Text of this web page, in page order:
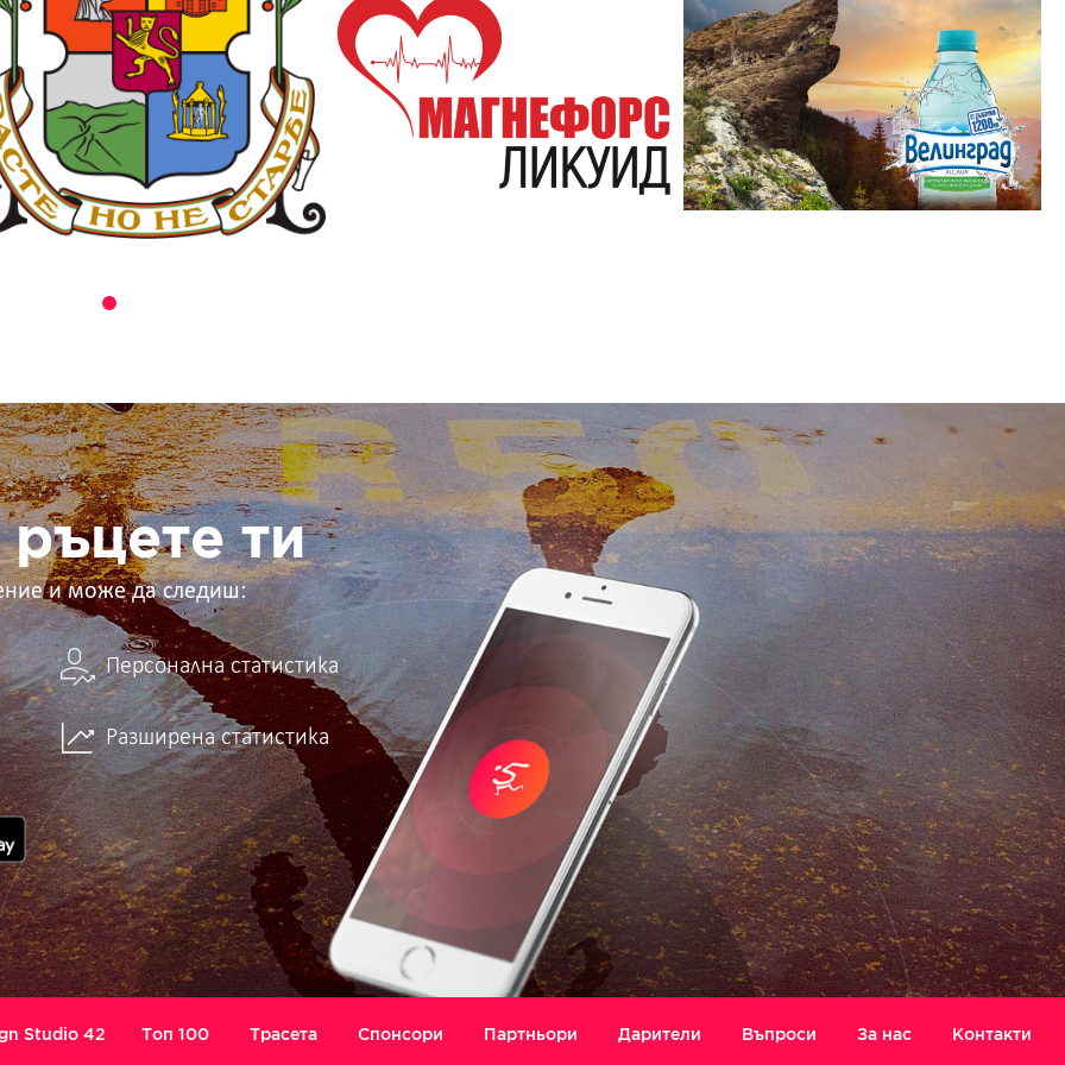
ръцете ти
и може да следиш:
Персонална статистика
Разширена статистика
Studio 42 Топ 100 Трасета Спонсори Партньори Дарители Въпроси За нас Контакти